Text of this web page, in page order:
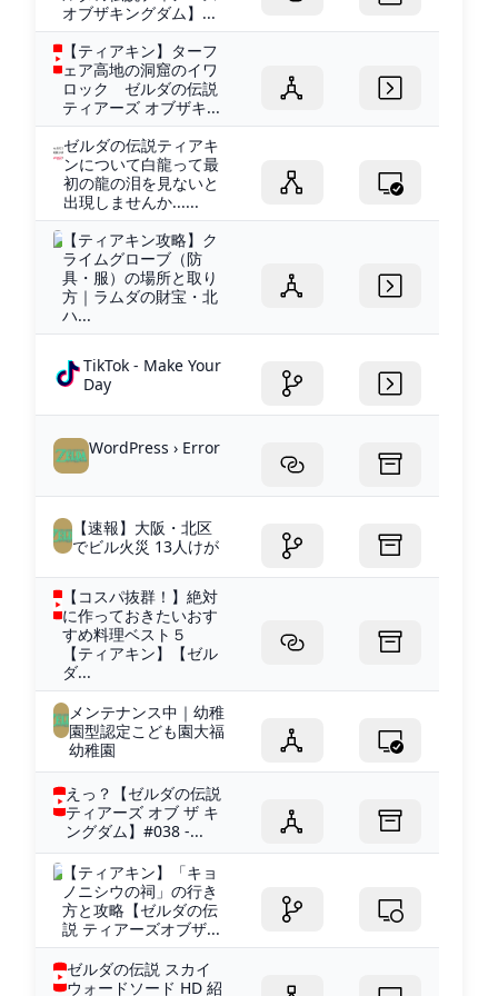
オブザキングダム】...
【ティアキン】ターフ
ェア高地の洞窟のイワ
ロック ゼルダの伝説
ティアーズ オブザキ...
ゼルダの伝説ティアキ
ンについて白龍って最
初の龍の泪を見ないと
出現しませんか......
【ティアキン攻略】ク
ライムグローブ（防
具・服）の場所と取り
方｜ラムダの財宝・北
ハ...
TikTok - Make Your
Day
WordPress › Error
【速報】大阪・北区
でビル火災 13人けが
【コスパ抜群！】絶対
に作っておきたいおす
すめ料理ベスト５
【ティアキン】【ゼル
ダ...
メンテナンス中｜幼稚
園型認定こども園大福
幼稚園
えっ？【ゼルダの伝説
ティアーズ オブ ザ キ
ングダム】#038 -...
【ティアキン】「キョ
ノニシウの祠」の行き
方と攻略【ゼルダの伝
説 ティアーズオブザ...
ゼルダの伝説 スカイ
ウォードソード HD 紹